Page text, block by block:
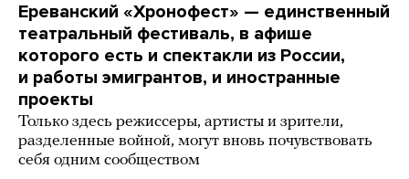
Ереванский «Хронофест» — единственный
театральный фестиваль, в афише
которого есть и спектакли из России,
и работы эмигрантов, и иностранные
проекты
Только здесь режиссеры, артисты и зрители,
разделенные войной, могут вновь почувствовать
себя одним сообществом